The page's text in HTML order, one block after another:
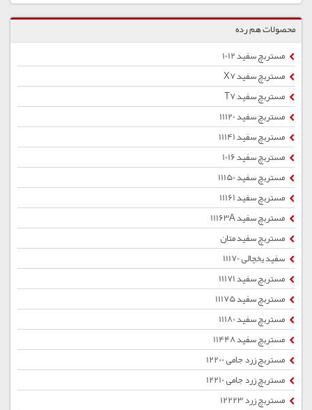
محصولات هم رده
مستربچ سفید 1012
مستربچ سفید X7
مستربچ سفید T7
مستربچ سفید 11120
مستربچ سفید 11141
مستربچ سفید 1016
مستربچ سفید 11150
مستربچ سفید 11161
مستربچ سفید 11163A
مستربچ سفید متان
سفید یخچالی 11170
مستربچ سفید 11171
مستربچ سفید 11175
مستربچ سفید 11180
مستربچ سفید 11448
مستربچ زرد جامی 12200
مستربچ زرد جامی 12210
مستربچ زرد 12223